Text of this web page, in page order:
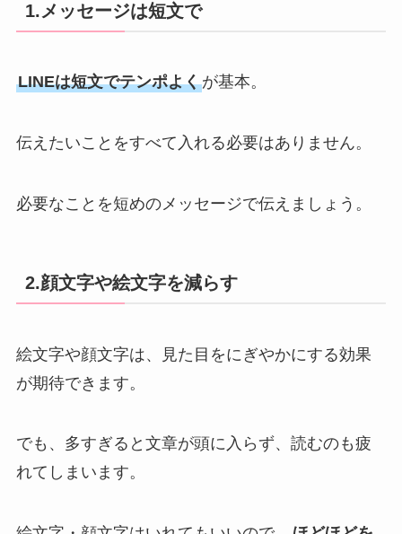
1.メッセージは短文で
LINEは短文でテンポよくが基本。
伝えたいことをすべて入れる必要はありません。
必要なことを短めのメッセージで伝えましょう。
2.顔文字や絵文字を減らす
絵文字や顔文字は、見た目をにぎやかにする効果
が期待できます。
でも、多すぎると文章が頭に入らず、読むのも疲
れてしまいます。